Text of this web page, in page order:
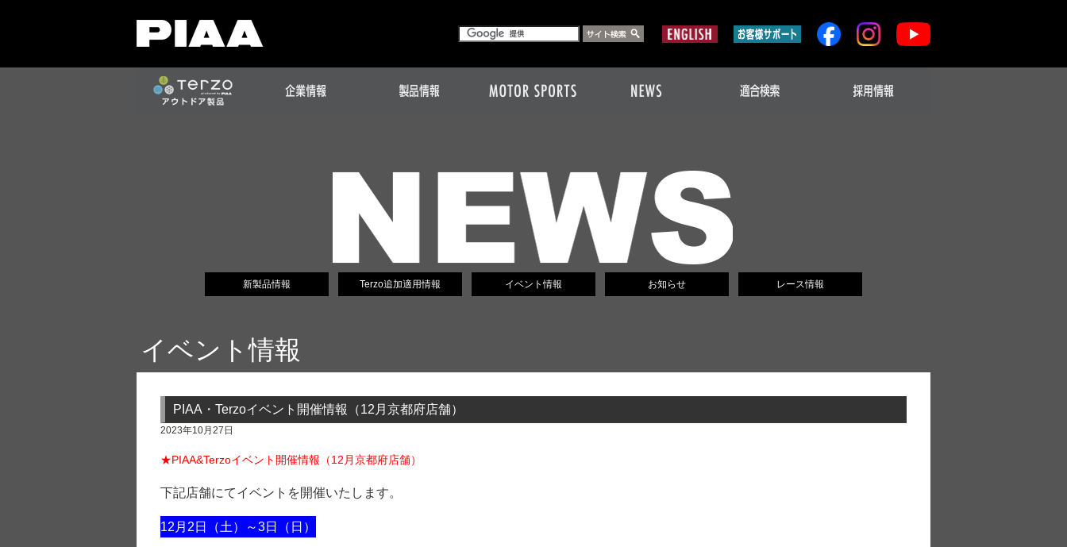
新製品情報 Terzo追加適用情報 イベント情報 お知らせ レース情報
イベント情報
PIAA・Terzoイベント開催情報（12月京都府店舗）
2023年10月27日
★PIAA&Terzoイベント開催情報（12月京都府店舗）
下記店舗にてイベントを開催いたします。
12月2日（土）～3日（日）